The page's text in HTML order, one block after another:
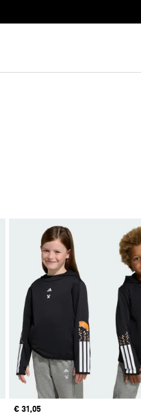
Pridať do zoznamu želaných
Current price
€ 31,05